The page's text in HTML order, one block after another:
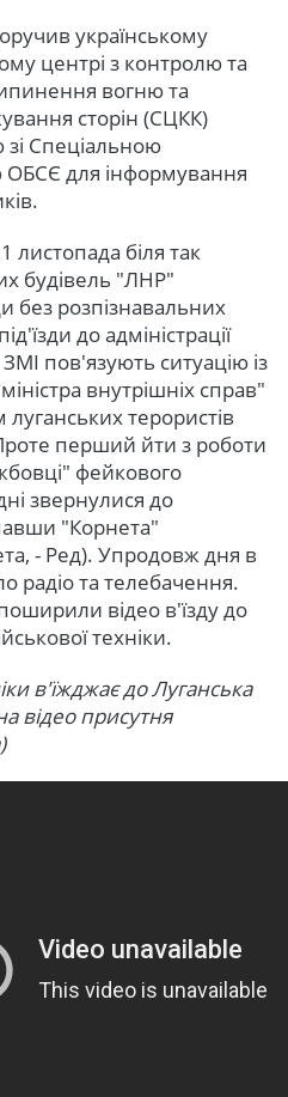
українському
центрі з контролю та
вогню та
сторін (СЦКК)
зі Спеціальною
ОБСЄ для інформування
біля так
будівель "ЛНР"
без розпізнавальних
до адміністрації
пов'язують ситуацію із
внутрішніх справ"
терористів
перший йти з роботи
фейкового
звернулися до
"Корнета"
- Ред). Упродовж дня в
радіо та телебачення.
відео в'їзду до
техніки.
в'їжджає до Луганська
відео присутня